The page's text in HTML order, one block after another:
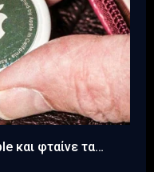
και φταίνε τα…